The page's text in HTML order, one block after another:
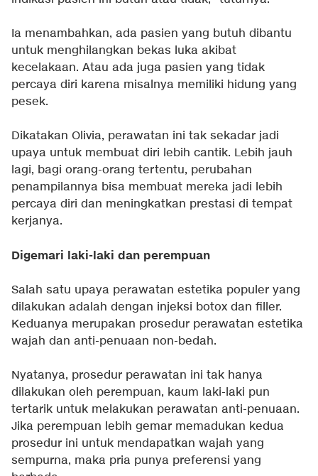
Ia menambahkan, ada pasien yang butuh dibantu
untuk menghilangkan bekas luka akibat
kecelakaan. Atau ada juga pasien yang tidak
percaya diri karena misalnya memiliki hidung yang
pesek.
Dikatakan Olivia, perawatan ini tak sekadar jadi
upaya untuk membuat diri lebih cantik. Lebih jauh
lagi, bagi orang-orang tertentu, perubahan
penampilannya bisa membuat mereka jadi lebih
percaya diri dan meningkatkan prestasi di tempat
kerjanya.
Digemari laki-laki dan perempuan
Salah satu upaya perawatan estetika populer yang
dilakukan adalah dengan injeksi botox dan filler.
Keduanya merupakan prosedur perawatan estetika
wajah dan anti-penuaan non-bedah.
Nyatanya, prosedur perawatan ini tak hanya
dilakukan oleh perempuan, kaum laki-laki pun
tertarik untuk melakukan perawatan anti-penuaan.
Jika perempuan lebih gemar memadukan kedua
prosedur ini untuk mendapatkan wajah yang
sempurna, maka pria punya preferensi yang